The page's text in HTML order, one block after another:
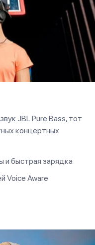
JBL Pure Bass, тот
концертных
и быстрая зарядка
Voice Aware